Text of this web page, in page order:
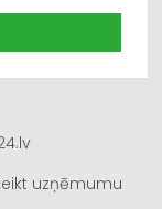
uzņēmumu